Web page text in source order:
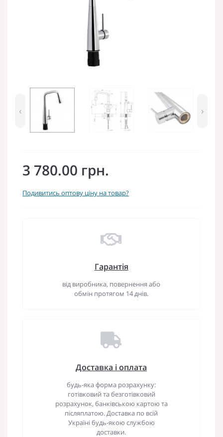
‹ ›
3 780.00 грн.
Подивитись оптову ціну на товар?
Гарантія
від виробника, повернення або
обмін протягом 14 днів.
Доставка і оплата
будь-яка форма розрахунку:
готівковий та безготівковий
розрахунок, банківською картою та
післяплатою. Доставка по всій
Україні будь-якою службою
доставки.